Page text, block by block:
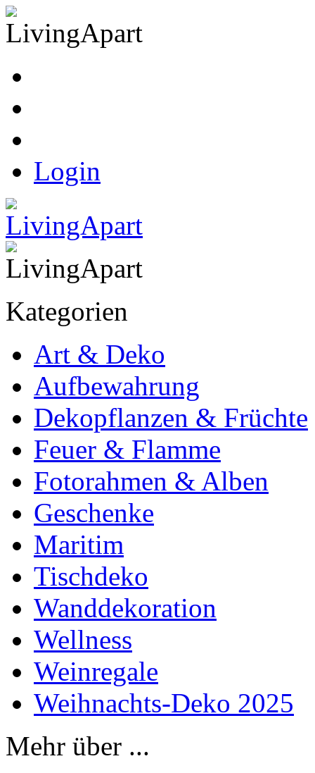
Login
Kategorien
Art & Deko
Aufbewahrung
Dekopflanzen & Früchte
Feuer & Flamme
Fotorahmen & Alben
Geschenke
Maritim
Tischdeko
Wanddekoration
Wellness
Weinregale
Weihnachts-Deko 2025
Mehr über ...